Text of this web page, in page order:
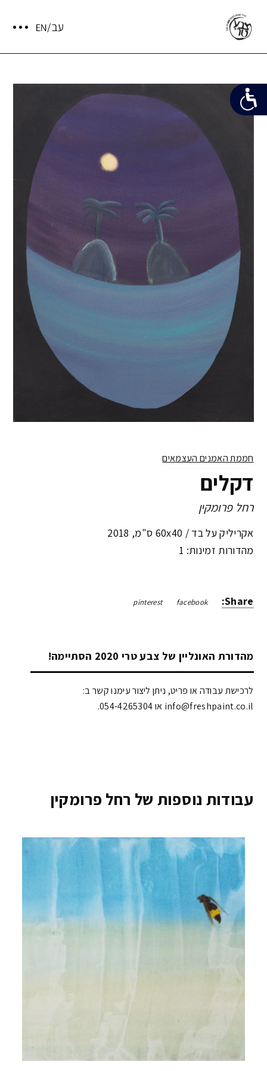
חממת האמנים העצמאים
דקלים
רחל פרומקין
אקריליק על בד / 60x40 ס"מ ,
מהדורות זמינות: 1
Share:
facebook
pinterest
מהדורת האונליין של צבע טרי 2020 הסתיימה!
לרכישת עבודה או פריט, ניתן ליצור עימנו קשר ב:
info@freshpaint.co.il‏ או 054-4265304.
עבודות נוספות של רחל פרומקין